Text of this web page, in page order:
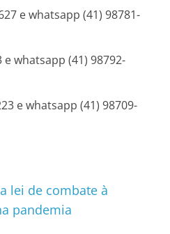
e whatsapp (41) 98781-
e whatsapp (41) 98792-
e whatsapp (41) 98709-
lei de combate à
pandemia